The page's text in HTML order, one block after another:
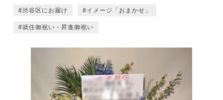
渋谷区にお届け イメージ「おまかせ」
就任御祝い・昇進御祝い